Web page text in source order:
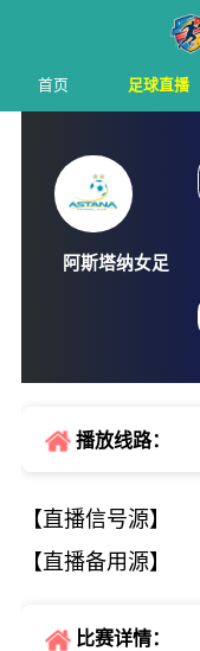
首页 足球直播
阿斯塔纳女足
播放线路：
【直播信号源】
【直播备用源】
比赛详情：